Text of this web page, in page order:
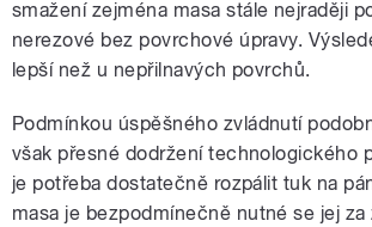
smažení zejména masa stále nejraději
nerezové bez povrchové úpravy.
lepší než u nepřilnavých povrchů.
Podmínkou úspěšného zvládnutí
však přesné dodržení technologického
je potřeba dostatečně rozpálit tuk na
masa je bezpodmínečně nutné se jej za